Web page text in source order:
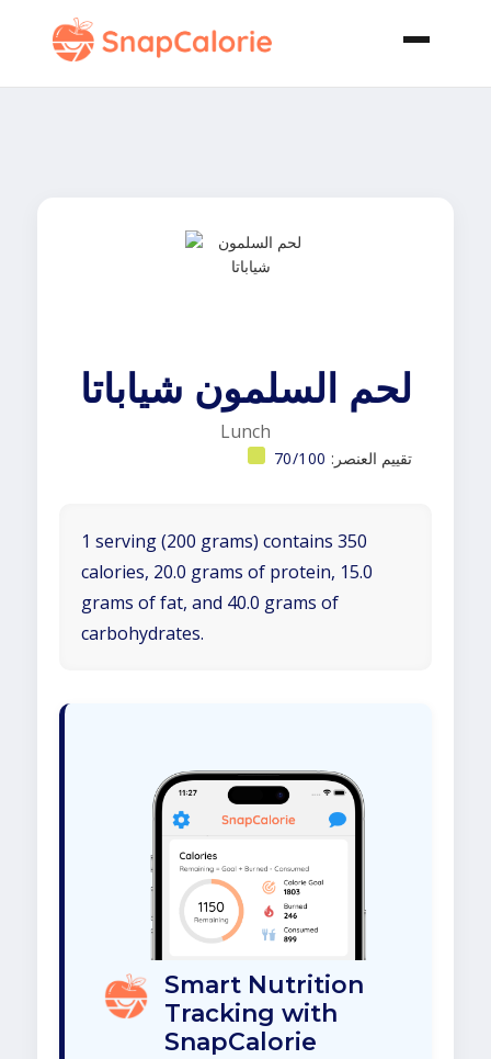
لحم السلمون شياباتا
Lunch
تقييم العنصر: 70/100
1 serving (200 grams) contains 350
calories, 20.0 grams of protein, 15.0
grams of fat, and 40.0 grams of
carbohydrates.
Smart Nutrition
Tracking with
SnapCalorie